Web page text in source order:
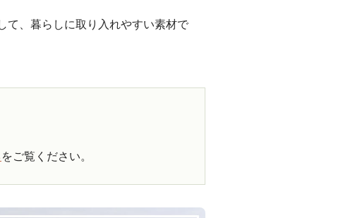
て、暮らしに取り入れやすい素材で
をご覧ください。